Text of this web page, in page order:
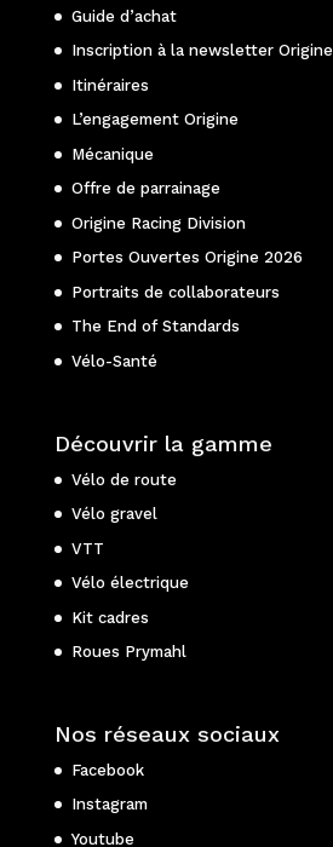
Guide d’achat
Inscription à la newsletter Origine
Itinéraires
L’engagement Origine
Mécanique
Offre de parrainage
Origine Racing Division
Portes Ouvertes Origine 2026
Portraits de collaborateurs
The End of Standards
Vélo-Santé
Découvrir la gamme
Vélo de route
Vélo gravel
VTT
Vélo électrique
Kit cadres
Roues Prymahl
Nos réseaux sociaux
Facebook
Instagram
Youtube